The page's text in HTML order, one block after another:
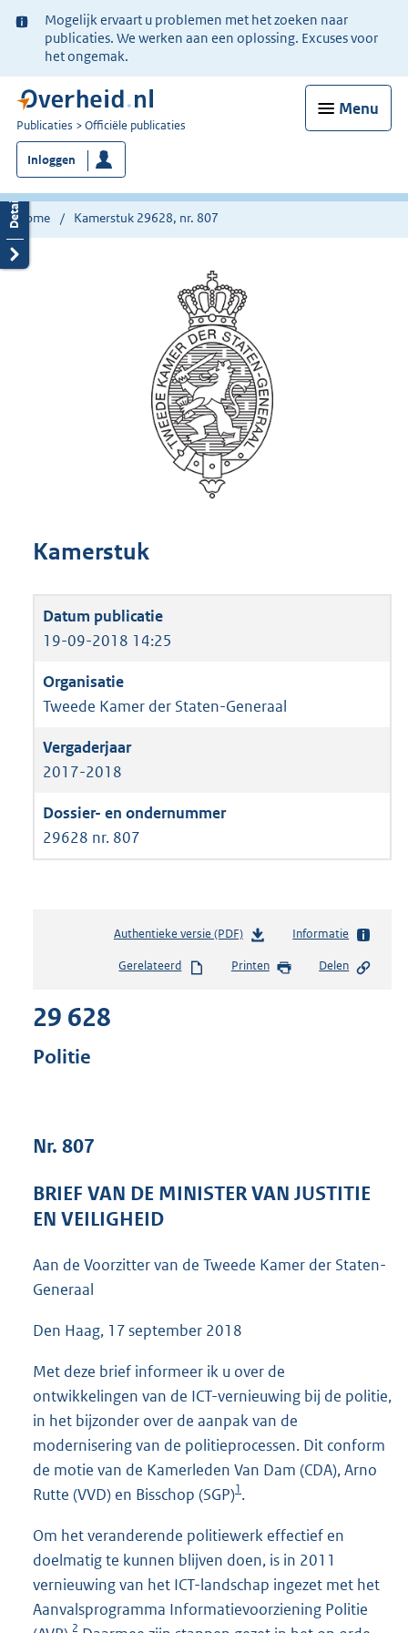
Ter
informatie:
Mogelijk ervaart u problemen met het zoeken naar
publicaties. We werken aan een oplossing. Excuses voor
het ongemak.
Menu
U
bent
nu
hier:
Publicaties Officiële publicaties
Inloggen
Home Kamerstuk 29628, nr. 807
Kamerstuk
19-09-2018 14:25
Tweede Kamer der Staten-Generaal
2017-2018
29628 nr. 807
Authentieke versie (PDF)b
s
e
8
Informatie
Gerelateerd Printen Delen
29 628
Politie
Nr. 807
BRIEF VAN DE MINISTER VAN JUSTITIE
EN VEILIGHEID
Aan de Voorzitter van de Tweede Kamer der Staten-
Generaal
Den Haag, 17 september 2018
Met deze brief informeer ik u over de
ontwikkelingen van de ICT-vernieuwing bij de politie,
in het bijzonder over de aanpak van de
modernisering van de politieprocessen. Dit conform
de motie van de Kamerleden Van Dam (CDA), Arno
Rutte (VVD) en Bisschop (SGP)1.
Om het veranderende politiewerk effectief en
doelmatig te kunnen blijven doen, is in 2011
vernieuwing van het ICT-landschap ingezet met het
Aanvalsprogramma Informatievoorziening Politie
2